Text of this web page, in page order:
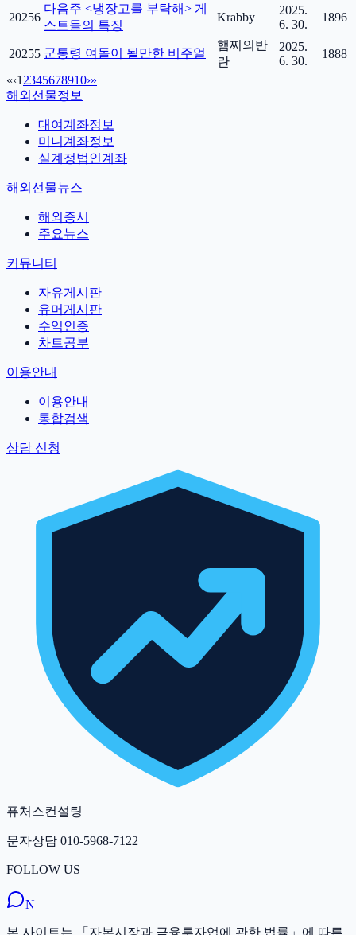
20256
다음주 <냉장고를 부탁해> 게
스트들의 특징
Krabby
2025.
6. 30.
1896
20255 군통령 여돌이 될만한 비주얼
햄찌의반
란
2025.
6. 30.
1888
«‹1 2345678910›»
해외선물정보
대여계좌정보
미니계좌정보
실계정법인계좌
해외선물뉴스
해외증시
주요뉴스
커뮤니티
자유게시판
유머게시판
수익인증
차트공부
이용안내
이용안내
통합검색
상담 신청
퓨처스컨설팅
문자상담 010-5968-7122
FOLLOW US
N
본 사이트는 「자본시장과 금융투자업에 관한 법률」에 따른